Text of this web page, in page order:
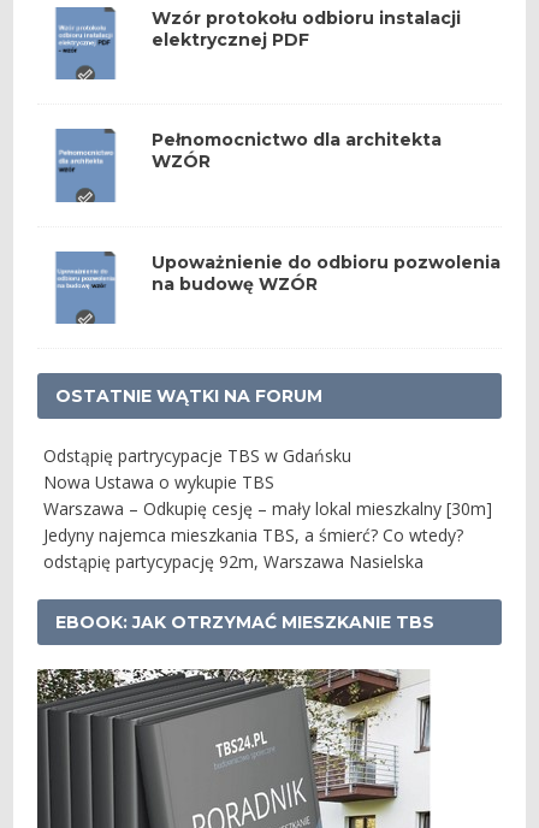
Wzór protokołu odbioru instalacji
elektrycznej PDF
Pełnomocnictwo dla architekta
WZÓR
Upoważnienie do odbioru pozwolenia
na budowę WZÓR
OSTATNIE WĄTKI NA FORUM
Odstąpię partrycypacje TBS w Gdańsku
Nowa Ustawa o wykupie TBS
Warszawa – Odkupię cesję – mały lokal mieszkalny [30m]
Jedyny najemca mieszkania TBS, a śmierć? Co wtedy?
odstąpię partycypację 92m, Warszawa Nasielska
EBOOK: JAK OTRZYMAĆ MIESZKANIE TBS